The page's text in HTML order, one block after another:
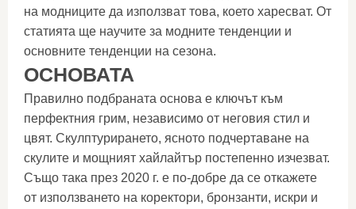
на модниците да използват това, което харесват. От
статията ще научите за модните тенденции и
основните тенденции на сезона.
ОСНОВАТА
Правилно подбраната основа е ключът към
перфектния грим, независимо от неговия стил и
цвят. Скулптурирането, ясното подчертаване на
скулите и мощният хайлайтър постепенно изчезват.
Също така през 2020 г. е по-добре да се откажете
от използването на коректори, бронзанти, искри и